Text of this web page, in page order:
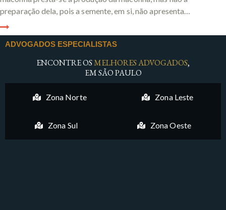
preparação dela, pois a semente, em si, não apresenta…
ADVOGADOS ESPECIALISTAS
ENCONTRE OSMELHORES ADVOGADOS,
EM SÃO PAULO
Zona Norte Zona Leste
Zona Sul Zona Oeste